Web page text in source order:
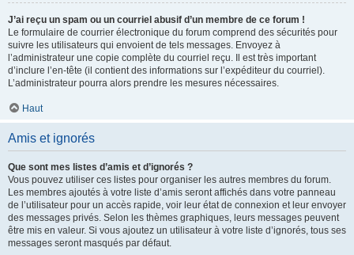
J’ai reçu un spam ou un courriel abusif d’un membre de ce forum !
Le formulaire de courrier électronique du forum comprend des sécurités pour
suivre les utilisateurs qui envoient de tels messages. Envoyez à
l’administrateur une copie complète du courriel reçu. Il est très important
d’inclure l’en-tête (il contient des informations sur l’expéditeur du courriel).
L’administrateur pourra alors prendre les mesures nécessaires.
Haut
Amis et ignorés
Que sont mes listes d’amis et d’ignorés ?
Vous pouvez utiliser ces listes pour organiser les autres membres du forum.
Les membres ajoutés à votre liste d’amis seront affichés dans votre panneau
de l’utilisateur pour un accès rapide, voir leur état de connexion et leur envoyer
des messages privés. Selon les thèmes graphiques, leurs messages peuvent
être mis en valeur. Si vous ajoutez un utilisateur à votre liste d’ignorés, tous ses
messages seront masqués par défaut.